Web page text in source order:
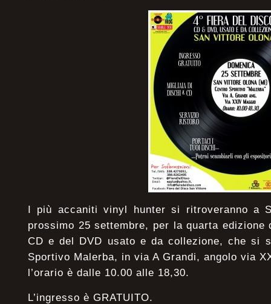
I più accaniti vinyl hunter si ritroveranno a
prossimo 25 settembre, per la quarta
CD e del DVD usato e da collezione, che si
Sportivo Malerba, in via A Grandi, angolo via
l’orario è dalle 10.00 alle 18,30.
L’ingresso è GRATUITO.